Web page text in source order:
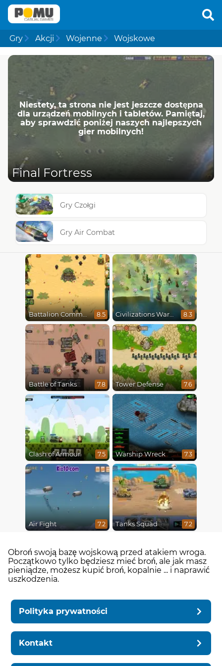
Gry Akcji Wojenne Wojskowe
Niestety, ta strona nie jest jeszcze dostępna
dla urządzeń mobilnych i tabletów. Pamiętaj,
aby sprawdzić poniżej naszych najlepszych
gier mobilnych!
Final Fortress
Gry Czołgi
Gry Air Combat
Battalion Commander 8.5 Civilizations Wars Master Edition 8.3
Battle of Tanks 7.8 Tower Defense 7.6
Clash of Armour 7.5 Warship Wreck 7.3
Air Fight 7.2 Tanks Squad 7.2
Obroń swoją bazę wojskową przed atakiem wroga.
Początkowo tylko będziesz mieć broń, ale jak masz
pieniądze, możesz kupić broń, kopalnie ... i naprawić
uszkodzenia.
Polityka prywatności
Kontakt